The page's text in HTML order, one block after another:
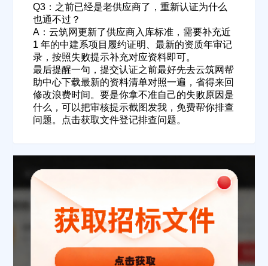
Q3：之前已经是老供应商了，重新认证为什么
也通不过？
A：云筑网更新了供应商入库标准，需要补充近
1 年的中建系项目履约证明、最新的资质年审记
录，按照失败提示补充对应资料即可。
最后提醒一句，提交认证之前最好先去云筑网帮
助中心下载最新的资料清单对照一遍，省得来回
修改浪费时间。要是你拿不准自己的失败原因是
什么，可以把审核提示截图发我，免费帮你排查
问题。点击获取文件登记排查问题。
联系方式
填写联系电话后会有服务中心的工作人员给您致电！